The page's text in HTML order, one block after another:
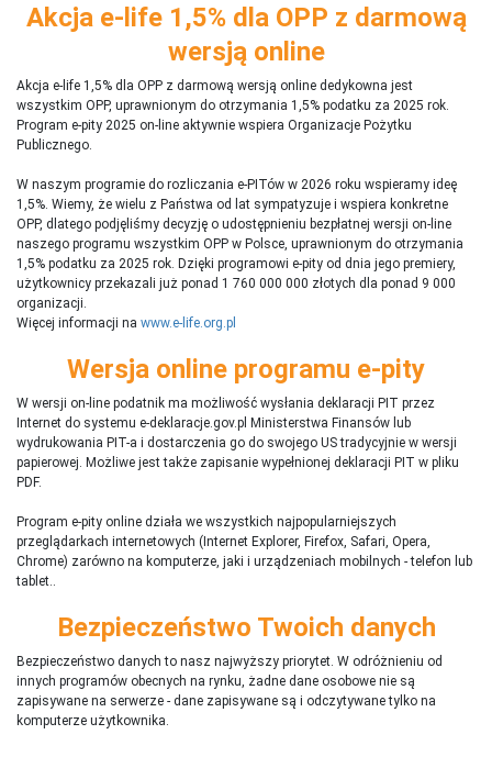
Akcja e-life 1,5% dla OPP z darmową
wersją online
Akcja e-life 1,5% dla OPP z darmową wersją online dedykowna jest
wszystkim OPP, uprawnionym do otrzymania 1,5% podatku za 2025 rok.
Program e-pity 2025 on-line aktywnie wspiera Organizacje Pożytku
Publicznego.
W naszym programie do rozliczania e-PITów w 2026 roku wspieramy ideę
1,5%. Wiemy, że wielu z Państwa od lat sympatyzuje i wspiera konkretne
OPP, dlatego podjęliśmy decyzję o udostępnieniu bezpłatnej wersji on-line
naszego programu wszystkim OPP w Polsce, uprawnionym do otrzymania
1,5% podatku za 2025 rok. Dzięki programowi e-pity od dnia jego premiery,
użytkownicy przekazali już ponad 1 760 000 000 złotych dla ponad 9 000
organizacji.
Więcej informacji na www.e-life.org.pl
Wersja online programu e-pity
W wersji on-line podatnik ma możliwość wysłania deklaracji PIT przez
Internet do systemu e-deklaracje.gov.pl Ministerstwa Finansów lub
wydrukowania PIT-a i dostarczenia go do swojego US tradycyjnie w wersji
papierowej. Możliwe jest także zapisanie wypełnionej deklaracji PIT w pliku
PDF.
Program e-pity online działa we wszystkich najpopularniejszych
przeglądarkach internetowych (Internet Explorer, Firefox, Safari, Opera,
Chrome) zarówno na komputerze, jaki i urządzeniach mobilnych - telefon lub
tablet..
Bezpieczeństwo Twoich danych
Bezpieczeństwo danych to nasz najwyższy priorytet. W odróżnieniu od
innych programów obecnych na rynku, żadne dane osobowe nie są
zapisywane na serwerze - dane zapisywane są i odczytywane tylko na
komputerze użytkownika.